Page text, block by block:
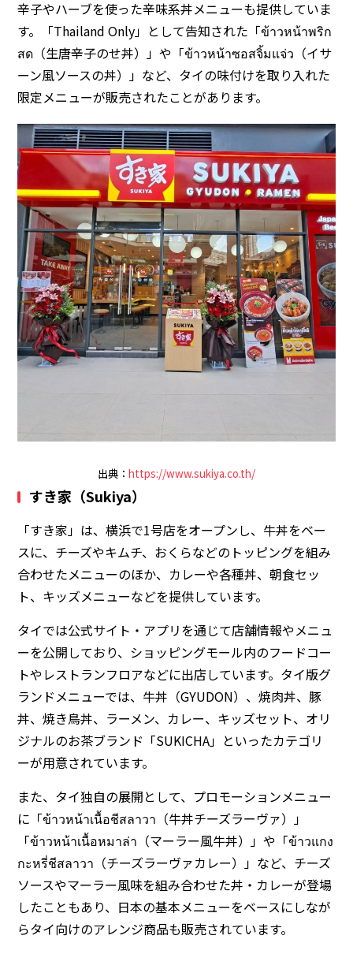
辛子やハーブを使った辛味系丼メニューも提供していま
す。「Thailand Only」として告知された「ข้าวหน้าพริก
สด（生唐辛子のせ丼）」や「ข้าวหน้าซอสจิ้มแจ่ว（イサ
ーン風ソースの丼）」など、タイの味付けを取り入れた
限定メニューが販売されたことがあります。
出典： https://www.sukiya.co.th/
すき家（Sukiya）
「すき家」は、横浜で1号店をオープンし、牛丼をベー
スに、チーズやキムチ、おくらなどのトッピングを組み
合わせたメニューのほか、カレーや各種丼、朝食セッ
ト、キッズメニューなどを提供しています。
タイでは公式サイト・アプリを通じて店舗情報やメニュ
ーを公開しており、ショッピングモール内のフードコー
トやレストランフロアなどに出店しています。タイ版グ
ランドメニューでは、牛丼（GYUDON）、焼肉丼、豚
丼、焼き鳥丼、ラーメン、カレー、キッズセット、オリ
ジナルのお茶ブランド「SUKICHA」といったカテゴリ
ーが用意されています。
また、タイ独自の展開として、プロモーションメニュー
に「ข้าวหน้าเนื้อชีสลาวา（牛丼チーズラーヴァ）」
「ข้าวหน้าเนื้อหมาล่า（マーラー風牛丼）」や「ข้าวแกง
กะหรี่ชีสลาวา（チーズラーヴァカレー）」など、チーズ
ソースやマーラー風味を組み合わせた丼・カレーが登場
したこともあり、日本の基本メニューをベースにしなが
らタイ向けのアレンジ商品も販売されています。